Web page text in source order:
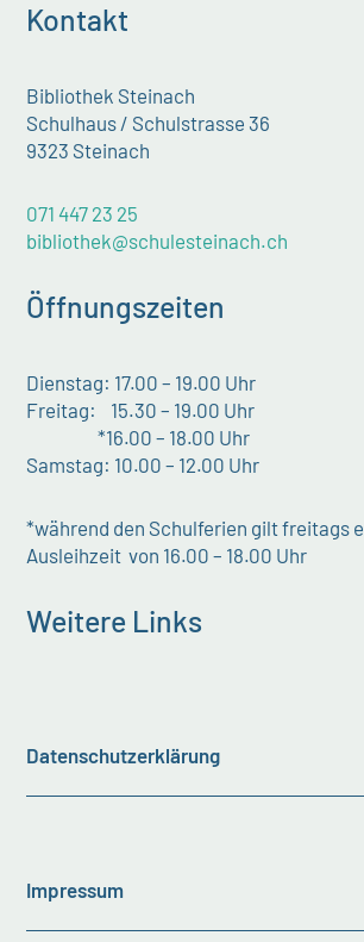
Kontakt
Bibliothek Steinach
Schulhaus / Schulstrasse 36
9323 Steinach
071 447 23 25
bibliothek@schulesteinach.ch
Öffnungszeiten
Dienstag: 17.00 – 19.00 Uhr
Freitag: 15.30 – 19.00 Uhr
*16.00 – 18.00 Uhr
Samstag: 10.00 – 12.00 Uhr
*während den Schulferien gilt freitags
Ausleihzeit von 16.00 – 18.00 Uhr
Weitere Links
Datenschutzerklärung
Impressum